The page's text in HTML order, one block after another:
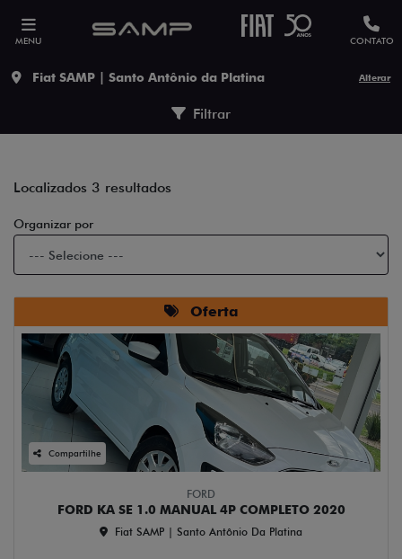
MENU CONTATO
Fiat SAMP | Santo Antônio da Platina Alterar
Localizados 3 resultados
Filtrar
Organizar por
Oferta
Compartilhe
FORD
FORD KA SE 1.0 MANUAL 4P COMPLETO 2020
Fiat SAMP | Santo Antônio Da Platina